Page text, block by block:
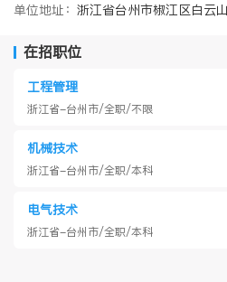
单位地址： 浙江省台州市椒江区白云
在招职位
工程管理
浙江省-台州市/全职/不限
机械技术
浙江省-台州市/全职/本科
电气技术
浙江省-台州市/全职/本科